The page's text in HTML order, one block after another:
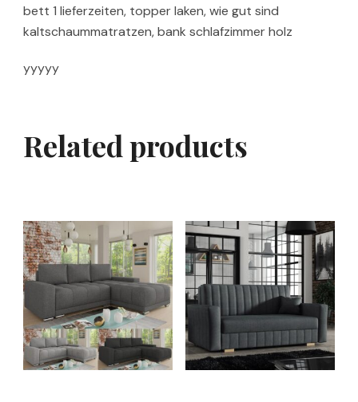
bett 1 lieferzeiten, topper laken, wie gut sind
kaltschaummatratzen, bank schlafzimmer holz
yyyyy
Related products